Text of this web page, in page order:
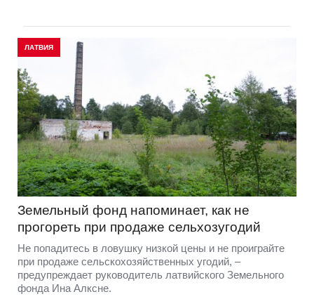
ЛАТВИЯ
Земельный фонд напоминает, как не
прогореть при продаже сельхозугодий
Не попадитесь в ловушку низкой цены и не проиграйте
при продаже сельскохозяйственных угодий, –
предупреждает руководитель латвийского Земельного
фонда Ина Алксне.